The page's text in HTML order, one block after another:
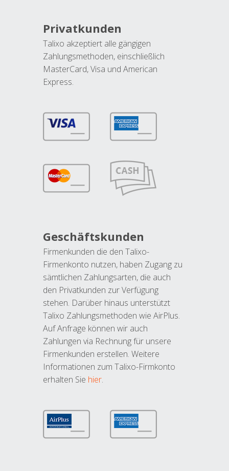
Privatkunden
Talixo akzeptiert alle gängigen
Zahlungsmethoden, einschließlich
MasterCard, Visa und American
Express.
Geschäftskunden
Firmenkunden die den Talixo-
Firmenkonto nutzen, haben Zugang zu
sämtlichen Zahlungsarten, die auch
den Privatkunden zur Verfügung
stehen. Darüber hinaus unterstützt
Talixo Zahlungsmethoden wie AirPlus.
Auf Anfrage können wir auch
Zahlungen via Rechnung für unsere
Firmenkunden erstellen. Weitere
Informationen zum Talixo-Firmkonto
erhalten Sie hier.